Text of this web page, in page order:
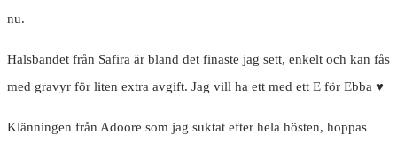
nu.
Halsbandet från Safira är bland det finaste jag sett, enkelt och kan fås
med gravyr för liten extra avgift. Jag vill ha ett med ett E för Ebba ♥︎
Klänningen från Adoore som jag suktat efter hela hösten, hoppas